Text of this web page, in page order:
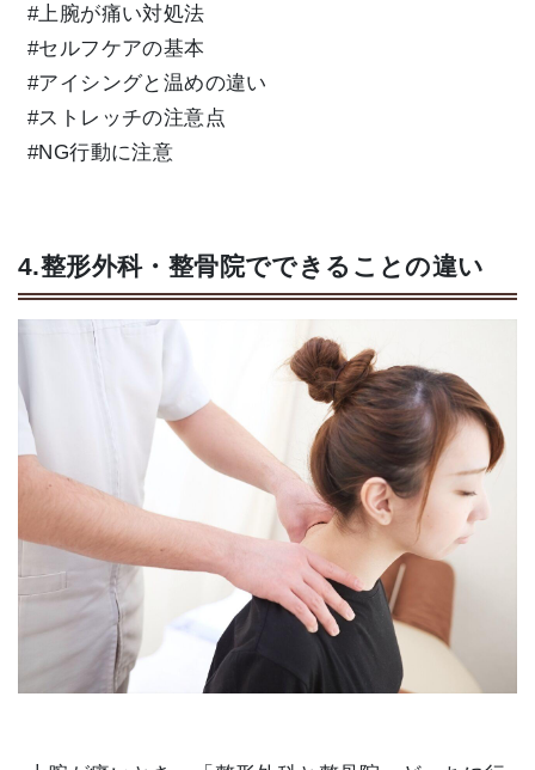
#上腕が痛い対処法
#セルフケアの基本
#アイシングと温めの違い
#ストレッチの注意点
#NG行動に注意
4.整形外科・整骨院でできることの違い